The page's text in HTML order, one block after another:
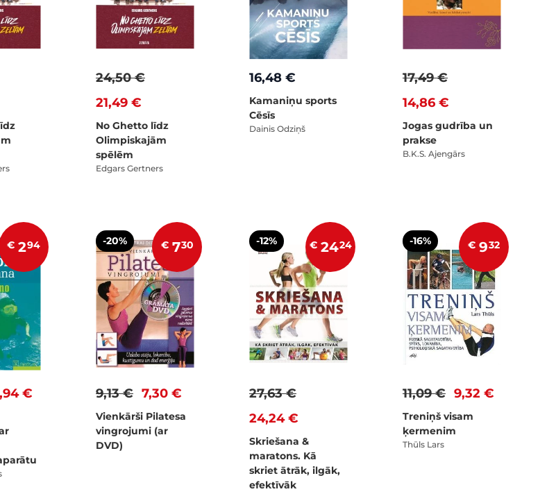
21,49 €
24,50 €
No Ghetto līdz
Olimpiskajām
spēlēm
Edgars Gertners
16,48 €
Kamaniņu sports
Cēsīs
Dainis Odziņš
14,86 €
17,49 €
Jogas gudrība un
prakse
B.K.S. Ajengārs
€ 294
€
-20% € 730
7,30 €
9,13 €
Vienkārši Pilatesa
vingrojumi (ar
DVD)
-12% € 2424
24,24 €
27,63 €
Skriešana &
maratons. Kā
skriet ātrāk, ilgāk,
efektīvāk
-16% € 932
9,32 €
11,09 €
Treniņš visam
ķermenim
Thūls Lars